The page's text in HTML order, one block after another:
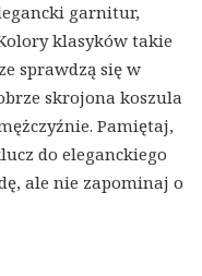
garnitur,
klasyków takie
sprawdzą się w
skrojona koszula
Pamiętaj,
do eleganckiego
ale nie zapominaj o